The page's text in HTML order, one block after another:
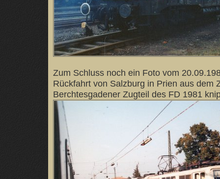
Zum Schluss noch ein Foto vom
Rückfahrt von Salzburg in Prien aus dem
Berchtesgadener Zugteil des FD 1981